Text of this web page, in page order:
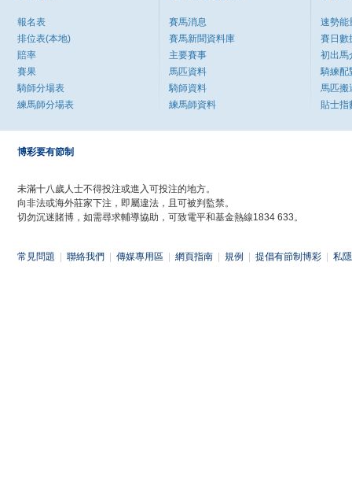
報名表
排位表(本地)
賠率
賽果
騎師分場表
練馬師分場表
賽馬消息
賽馬新聞資料庫
主要賽事
馬匹資料
騎師資料
練馬師資料
速勢能
賽日數
初出馬
騎練配
馬匹搬
貼士指
博彩要有節制
未滿十八歲人士不得投注或進入可投注的地方。
向非法或海外莊家下注，即屬違法，且可被判監禁。
切勿沉迷賭博，如需尋求輔導協助，可致電平和基金熱線1834 633。
常見問題 聯絡我們 傳媒專用區 網頁指南 規例 提倡有節制博彩 私